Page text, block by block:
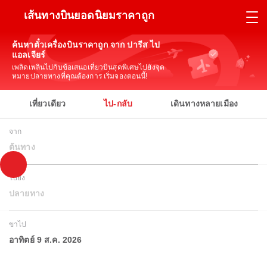
เส้นทางบินยอดนิยมราคาถูก
ค้นหาตั๋วเครื่องบินราคาถูก จาก ปารีส ไป
แอลเจียร์
เพลิดเพลินไปกับข้อเสนอเที่ยวบินสุดพิเศษไปยังจุด
หมายปลายทางที่คุณต้องการ เริ่มจองตอนนี้!
เที่ยวเดียว ไป-กลับ เดินทางหลายเมือง
จาก
ต้นทาง
ไปยัง
ปลายทาง
ขาไป
อาทิตย์ 9 ส.ค. 2026